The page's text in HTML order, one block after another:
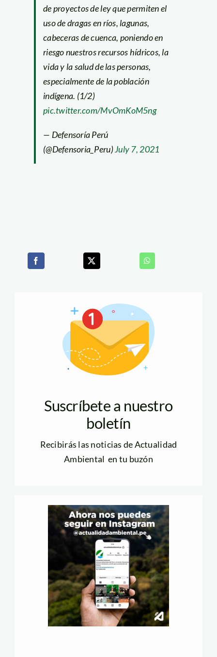
de proyectos de ley que permiten el
uso de dragas en ríos, lagunas,
cabeceras de cuenca, poniendo en
riesgo nuestros recursos hídricos, la
vida y la salud de las personas,
especialmente de la población
indígena. (1/2)
pic.twitter.com/MvOmKoM5ng
— Defensoría Perú
(@Defensoria_Peru)July 7, 2021
Suscríbete a nuestro
boletín
Recibirás las noticias de Actualidad
Ambiental en tu buzón